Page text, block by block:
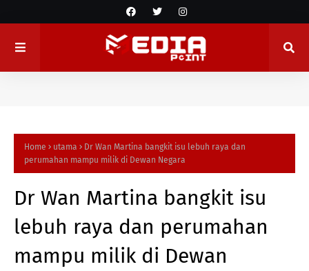
Home utama
Dr Wan Martina bangkit isu lebuh raya dan
perumahan mampu milik di Dewan Negara
Dr Wan Martina bangkit isu
lebuh raya dan perumahan
mampu milik di Dewan